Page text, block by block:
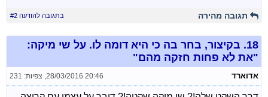
תגובה מהירה בתגובה להודעה #2
18. בקיצור, בחר בה כי היא דומה לו. על שי מיקה:
"את לא פחות חזקה מהם"
אדוארד 28/03/2016 20:46
, צפיות: 231